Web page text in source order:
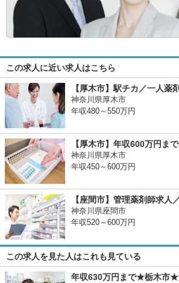
この求人に近い求人はこちら
【厚木市】駅チカ／一人
神奈川県厚木市
年収480～550万円
【厚木市】年収600万円ま
神奈川県厚木市
年収450～600万円
【座間市】管理薬剤師求人
神奈川県座間市
年収520～600万円
この求人を見た人はこれも見ている
年収630万円まで★栃木市